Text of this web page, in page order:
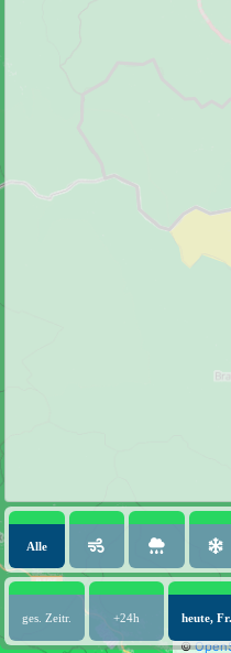
©
Alle
ges. Zeitr. +24h heute, Fr.